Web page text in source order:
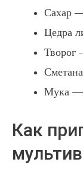
Сахар
Цедра
Творог
Мука —
Как